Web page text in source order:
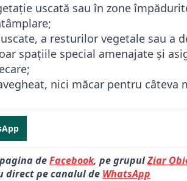
uscată sau în zone
a resturilor vegetale sau a
spațiile special amenajate și
nici măcar pentru câteva
deFacebook, pe grupulZiar
direct pe canalul de WhatsApp